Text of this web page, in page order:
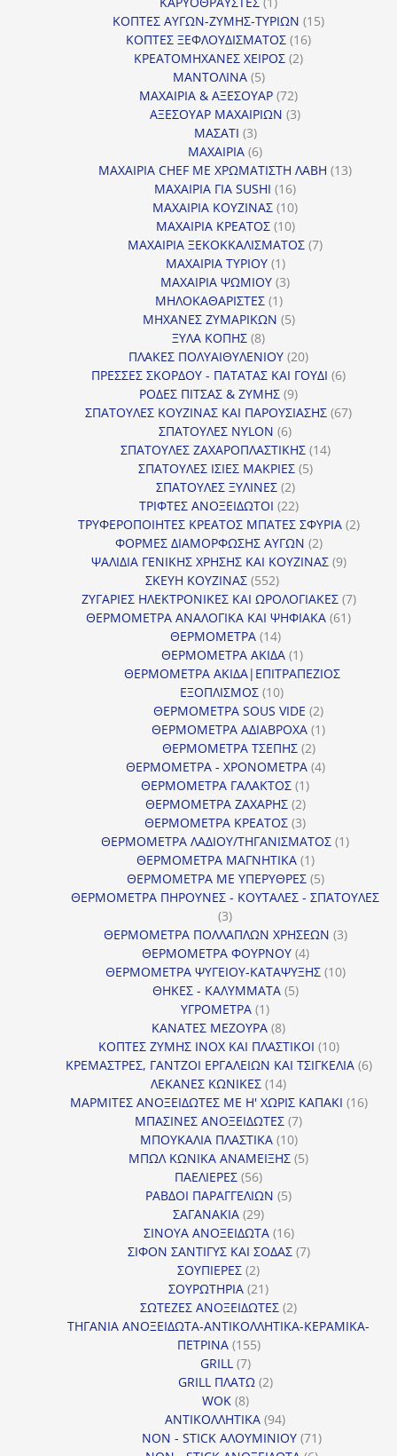
προϊόν
ΚΟΠΤΕΣ ΑΥΓΩΝ-ΖΥΜΗΣ-ΤΥΡΙΩΝ 1515
ΚΟΠΤΕΣ ΞΕΦΛΟΥΔΙΣΜΑΤΟΣ 1616
ΚΡΕΑΤΟΜΗΧΑΝΕΣ ΧΕΙΡΟΣ 22
ΜΑΝΤΟΛΙΝΑ 55
προϊόντα
ΜΑΧΑΙΡΙΑ & ΑΞΕΣΟΥΑΡ 7272
προϊόντα
ΑΞΕΣΟΥΑΡ ΜΑΧΑΙΡΙΩΝ 33
ΜΑΣΑΤΙ 33
προϊόντα
ΜΑΧΑΙΡΙΑ 66
προϊόντα
ΜΑΧΑΙΡΙΑ CHEF ΜΕ ΧΡΩΜΑΤΙΣΤΗ ΛΑΒΗ 1313
ΜΑΧΑΙΡΙΑ ΓΙΑ SUSHI 1616
προϊόντα
ΜΑΧΑΙΡΙΑ ΚΟΥΖΙΝΑΣ 1010
προϊόντα
ΜΑΧΑΙΡΙΑ ΚΡΕΑΤΟΣ 1010
προϊόντα
ΜΑΧΑΙΡΙΑ ΞΕΚΟΚΚΑΛΙΣΜΑΤΟΣ 77
ΜΑΧΑΙΡΙΑ ΤΥΡΙΟΥ 11
προϊόν
ΜΑΧΑΙΡΙΑ ΨΩΜΙΟΥ 33
ΜΗΛΟΚΑΘΑΡΙΣΤΕΣ 11
προϊόν
ΜΗΧΑΝΕΣ ΖΥΜΑΡΙΚΩΝ 55
ΞΥΛΑ ΚΟΠΗΣ 88
προϊόντα
ΠΛΑΚΕΣ ΠΟΛΥΑΙΘΥΛΕΝΙΟΥ 2020
προϊόντα
ΠΡΕΣΣΕΣ ΣΚΟΡΔΟΥ - ΠΑΤΑΤΑΣ ΚΑΙ ΓΟΥΔΙ 66
ΡΟΔΕΣ ΠΙΤΣΑΣ & ΖΥΜΗΣ 99
προϊόντα
ΣΠΑΤΟΥΛΕΣ ΚΟΥΖΙΝΑΣ ΚΑΙ ΠΑΡΟΥΣΙΑΣΗΣ 6767
ΣΠΑΤΟΥΛΕΣ NYLON 66
προϊόντα
ΣΠΑΤΟΥΛΕΣ ΖΑΧΑΡΟΠΛΑΣΤΙΚΗΣ 1414
ΣΠΑΤΟΥΛΕΣ ΙΣΙΕΣ ΜΑΚΡΙΕΣ 55
ΣΠΑΤΟΥΛΕΣ ΞΥΛΙΝΕΣ 22
προϊόντα
ΤΡΙΦΤΕΣ ΑΝΟΞΕΙΔΩΤΟΙ 2222
προϊόντα
ΤΡΥΦΕΡΟΠΟΙΗΤΕΣ ΚΡΕΑΤΟΣ ΜΠΑΤΕΣ ΣΦΥΡΙΑ 22
ΦΟΡΜΕΣ ΔΙΑΜΟΡΦΩΣΗΣ ΑΥΓΩΝ 22
προϊόντα
ΨΑΛΙΔΙΑ ΓΕΝΙΚΗΣ ΧΡΗΣΗΣ ΚΑΙ ΚΟΥΖΙΝΑΣ 99
ΣΚΕΥΗ ΚΟΥΖΙΝΑΣ 552552
προϊόντα
ΖΥΓΑΡΙΕΣ ΗΛΕΚΤΡΟΝΙΚΕΣ ΚΑΙ ΩΡΟΛΟΓΙΑΚΕΣ 77
ΘΕΡΜΟΜΕΤΡΑ ΑΝΑΛΟΓΙΚΑ ΚΑΙ ΨΗΦΙΑΚΑ 6161
ΘΕΡΜΟΜΕΤΡΑ 1414
προϊόντα
ΘΕΡΜΟΜΕΤΡΑ ΑΚΙΔΑ 11
προϊόν
ΘΕΡΜΟΜΕΤΡΑ ΑΚΙΔΑ|ΕΠΙΤΡΑΠΕΖΙΟΣ
ΕΞΟΠΛΙΣΜΟΣ 1010
προϊόντα
ΘΕΡΜΟΜΕΤΡΑ SOUS VIDE 22
προϊόντα
ΘΕΡΜΟΜΕΤΡΑ ΑΔΙΑΒΡΟΧΑ 11
ΘΕΡΜΟΜΕΤΡΑ ΤΣΕΠΗΣ 22
προϊόντα
ΘΕΡΜΟΜΕΤΡΑ - ΧΡΟΝΟΜΕΤΡΑ 44
ΘΕΡΜΟΜΕΤΡΑ ΓΑΛΑΚΤΟΣ 11
προϊόν
ΘΕΡΜΟΜΕΤΡΑ ΖΑΧΑΡΗΣ 22
προϊόντα
ΘΕΡΜΟΜΕΤΡΑ ΚΡΕΑΤΟΣ 33
προϊόντα
ΘΕΡΜΟΜΕΤΡΑ ΛΑΔΙΟΥ/ΤΗΓΑΝΙΣΜΑΤΟΣ 11
ΘΕΡΜΟΜΕΤΡΑ ΜΑΓΝΗΤΙΚΑ 11
προϊόν
ΘΕΡΜΟΜΕΤΡΑ ΜΕ ΥΠΕΡΥΘΡΕΣ 55
προϊόντα
ΘΕΡΜΟΜΕΤΡΑ ΠΗΡΟΥΝΕΣ - ΚΟΥΤΑΛΕΣ - ΣΠΑΤΟΥΛΕΣ
33
προϊόντα
ΘΕΡΜΟΜΕΤΡΑ ΠΟΛΛΑΠΛΩΝ ΧΡΗΣΕΩΝ 33
ΘΕΡΜΟΜΕΤΡΑ ΦΟΥΡΝΟΥ 44
προϊόντα
ΘΕΡΜΟΜΕΤΡΑ ΨΥΓΕΙΟΥ-ΚΑΤΑΨΥΞΗΣ 1010
ΘΗΚΕΣ - ΚΑΛΥΜΜΑΤΑ 55
ΥΓΡΟΜΕΤΡΑ 11
προϊόν
ΚΑΝΑΤΕΣ ΜΕΖΟΥΡΑ 88
προϊόντα
ΚΟΠΤΕΣ ΖΥΜΗΣ INOX ΚΑΙ ΠΛΑΣΤΙΚΟΙ 1010
προϊόντα
ΚΡΕΜΑΣΤΡΕΣ, ΓΑΝΤΖΟΙ ΕΡΓΑΛΕΙΩΝ ΚΑΙ ΤΣΙΓΚΕΛΙΑ 66
ΛΕΚΑΝΕΣ ΚΩΝΙΚΕΣ 1414
προϊόντα
ΜΑΡΜΙΤΕΣ ΑΝΟΞΕΙΔΩΤΕΣ ΜΕ Η' ΧΩΡΙΣ ΚΑΠΑΚΙ 1616
ΜΠΑΣΙΝΕΣ ΑΝΟΞΕΙΔΩΤΕΣ 77
ΜΠΟΥΚΑΛΙΑ ΠΛΑΣΤΙΚΑ 1010
προϊόντα
ΜΠΩΛ ΚΩΝΙΚΑ ΑΝΑΜΕΙΞΗΣ 55
ΠΑΕΛΙΕΡΕΣ 5656
προϊόντα
ΡΑΒΔΟΙ ΠΑΡΑΓΓΕΛΙΩΝ 55
ΣΑΓΑΝΑΚΙΑ 2929
προϊόντα
ΣΙΝΟΥΑ ΑΝΟΞΕΙΔΩΤΑ 1616
προϊόντα
ΣΙΦΟΝ ΣΑΝΤΙΓΥΣ ΚΑΙ ΣΟΔΑΣ 77
ΣΟΥΠΙΕΡΕΣ 22
προϊόντα
ΣΟΥΡΩΤΗΡΙΑ 2121
προϊόντα
ΣΩΤΕΖΕΣ ΑΝΟΞΕΙΔΩΤΕΣ 22
προϊόντα
ΤΗΓΑΝΙΑ ΑΝΟΞΕΙΔΩΤΑ-ΑΝΤΙΚΟΛΛΗΤΙΚΑ-ΚΕΡΑΜΙΚΑ-
ΠΕΤΡΙΝΑ 155155
GRILL 77
προϊόντα
GRILL ΠΛΑΤΩ 22
WOK 88
προϊόντα
ΑΝΤΙΚΟΛΛΗΤΙΚΑ 9494
προϊόντα
NON - STICK ΑΛΟΥΜΙΝΙΟΥ 7171